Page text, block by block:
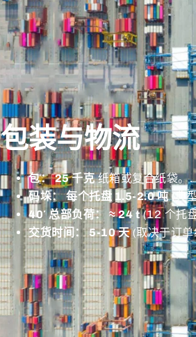
包装与物流
包： 25 千克纸箱或复合纸袋。.
码垛： 每个托盘 1.5-2.0 吨(典
40′ 总部负荷： ≈ 24 t(12 个托
交货时间： 5-10 天(取决于订单